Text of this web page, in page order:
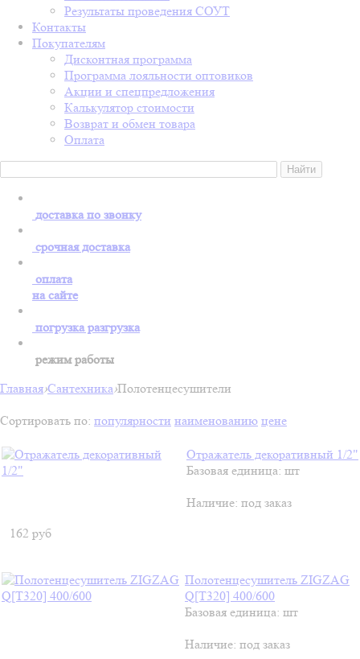
Результаты проведения СОУТ
Контакты
Покупателям
Дисконтная программа
Программа лояльности оптовиков
Акции и спецпредложения
Калькулятор стоимости
Возврат и обмен товара
Оплата
доставка по звонку
срочная доставка
оплата
на сайте
погрузка разгрузка
режим работы
Главная›Сантехника›Полотенцесушители
Сортировать по: популярности наименованию цене
Отражатель декоративный 1/2"
Базовая единица: шт
Наличие: под заказ
162 руб
Полотенцесушитель ZIGZAG
Q[T320] 400/600
Базовая единица: шт
Наличие: под заказ